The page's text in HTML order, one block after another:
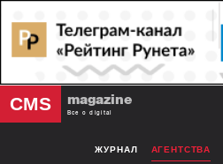
CMS magazine
Все о digital
ЖУРНАЛ АГЕНТСТВА